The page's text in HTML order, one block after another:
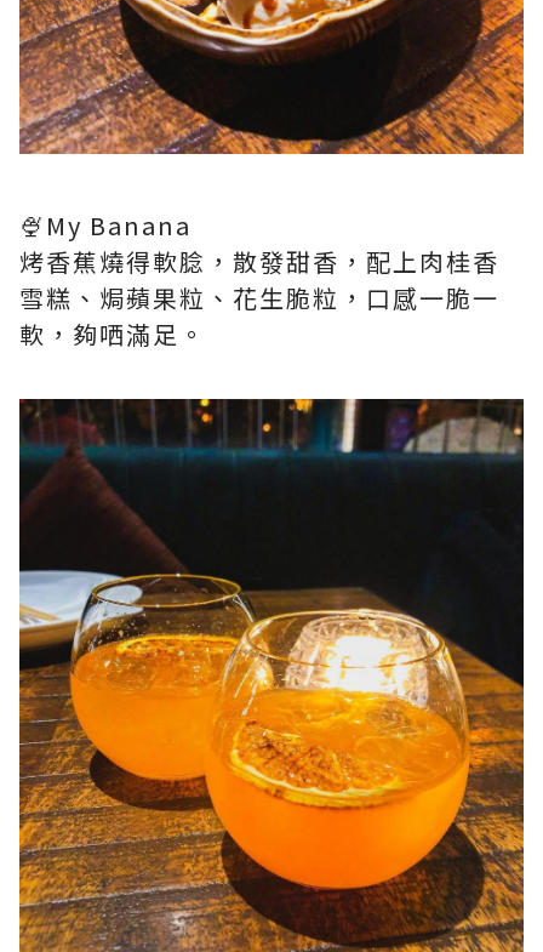
🍨My Banana
烤香蕉燒得軟腍，散發甜香，配上肉桂香
雪糕、焗蘋果粒、花生脆粒，口感一脆一
軟，夠哂滿足。